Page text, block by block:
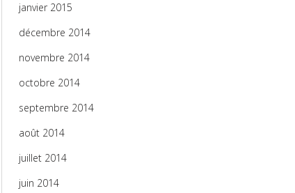
janvier 2015
décembre 2014
novembre 2014
octobre 2014
septembre 2014
août 2014
juillet 2014
juin 2014